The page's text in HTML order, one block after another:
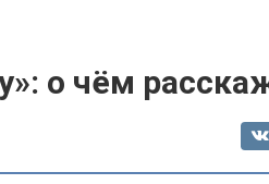
о чём